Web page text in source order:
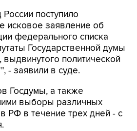
поступило
исковое заявление об
федерального списка
Государственной думы
политической
- заявили в суде.
Госдумы, а также
выборы различных
РФ в течение трех дней - с